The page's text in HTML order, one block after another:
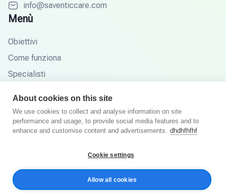
info@saventiccare.com
Menù
Obiettivi
Come funziona
Specialisti
Base di conoscenza
Domande frequenti
Termini e Condizioni
About cookies on this site
We use cookies to collect and analyse information on site
performance and usage, to provide social media features and to
enhance and customise content and advertisements. dhdhfhfhf
Cookie settings
Allow all cookies